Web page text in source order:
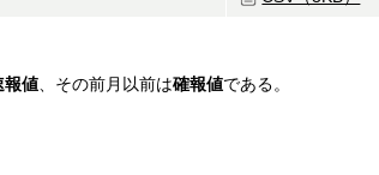
報値 、その前月以前は確報値である。